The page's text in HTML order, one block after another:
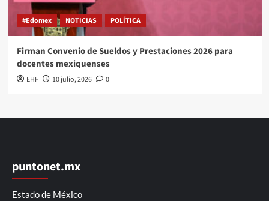
#Edomex NOTICIAS POLÍTICA
Firman Convenio de Sueldos y Prestaciones 2026 para
docentes mexiquenses
EHF 10 julio, 2026 0
puntonet.mx
Estado de México